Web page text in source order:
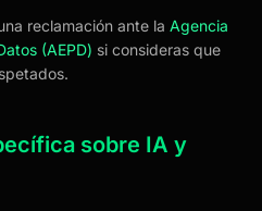
reclamación ante la Agencia
(AEPD) si consideras que
sobre IA y